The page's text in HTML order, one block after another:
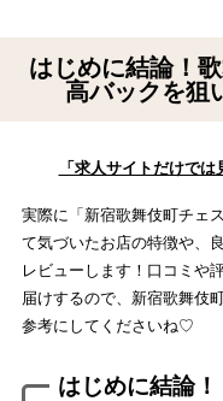
はじめに結論！
高バックを狙
「求人サイトだけで
実際に「新宿歌舞伎町チェ
て気づいたお店の特徴や、
レビューします！口コミや
届けするので、新宿歌舞伎
参考にしてくださいね♡
はじめに結論！